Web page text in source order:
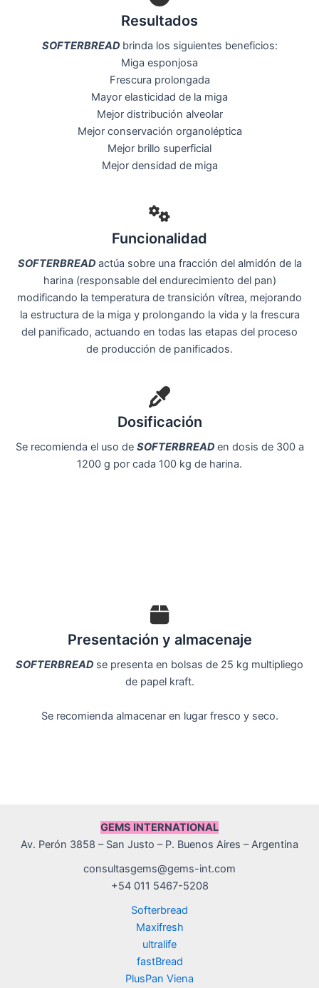
Resultados
SOFTERBREAD brinda los siguientes beneficios:
Miga esponjosa
Frescura prolongada
Mayor elasticidad de la miga
Mejor distribución alveolar
Mejor conservación organoléptica
Mejor brillo superficial
Mejor densidad de miga
Funcionalidad
SOFTERBREAD actúa sobre una fracción del almidón de la
harina (responsable del endurecimiento del pan)
modificando la temperatura de transición vítrea, mejorando
la estructura de la miga y prolongando la vida y la frescura
del panificado, actuando en todas las etapas del proceso
de producción de panificados.
Dosificación
Se recomienda el uso de SOFTERBREAD en dosis de 300 a
1200 g por cada 100 kg de harina.
Presentación y almacenaje
SOFTERBREAD se presenta en bolsas de 25 kg multipliego
de papel kraft.
Se recomienda almacenar en lugar fresco y seco.
GEMS INTERNATIONAL
Av. Perón 3858 – San Justo – P. Buenos Aires – Argentina
consultasgems@gems-int.com
+54 011 5467-5208
Softerbread
Maxifresh
ultralife
fastBread
PlusPan Viena